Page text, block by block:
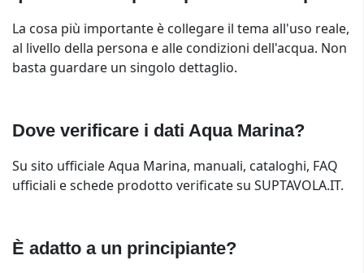
La cosa più importante è collegare il tema all'uso reale,
al livello della persona e alle condizioni dell'acqua. Non
basta guardare un singolo dettaglio.
Dove verificare i dati Aqua Marina?
Su sito ufficiale Aqua Marina, manuali, cataloghi, FAQ
ufficiali e schede prodotto verificate su SUPTAVOLA.IT.
È adatto a un principiante?